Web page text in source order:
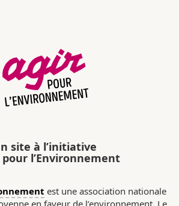
site à l’initiative
pour l’Environnement
est une association nationale
en faveur de l’environnement. Le